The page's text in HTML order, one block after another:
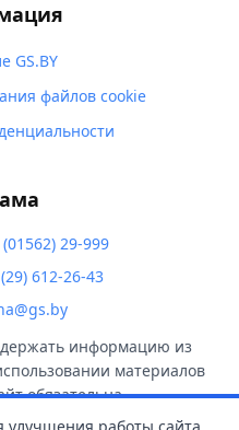
GS.BY
файлов cookie
29-999
612-26-43
информацию из
материалов
обязательна.